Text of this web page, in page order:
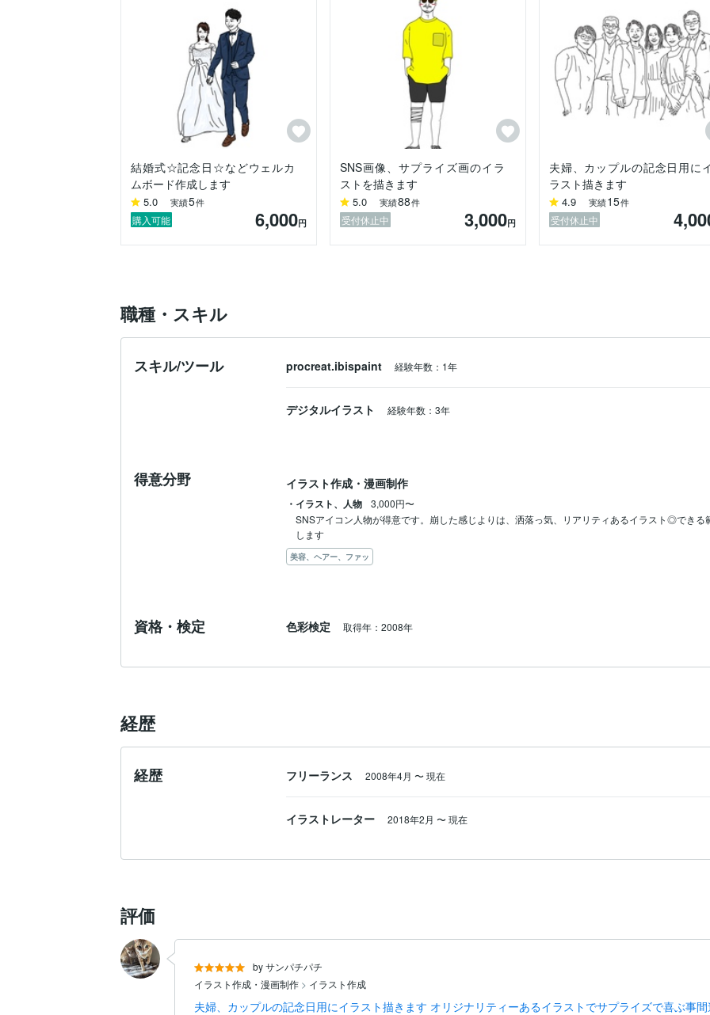
・メッセーカード、オリジナルDM
【キャンセルついて】
1、購入後3日間ご連絡が無い場合はキャンセル扱いにさせていただきます
2、複数回の修正を以てしても、ご要望に沿えなかった場合は取引中止とさせていただきます
【有料オプション】
1.文字入れ＋1000円
2.人物追加1人につき＋1000円
3.背景（複雑すぎるもの不可）＋100 0円
4.装飾品、ペット1匹につき＋1000円
※その他上記記入以外で気になる点ありましたらお気軽にご相談下さい
・・・・・・・・・・・・・・・・・・・・・・・・・
#贈り物#プレゼント#ギフト#結婚式#ウェディング#ベビーイラスト#記念日#母の日#父の日#結婚記念日#恋人子
結婚式☆記念日☆などウェルカ
ムボード作成します
5.0 実績5件
購入可能 6,000円
SNS画像、サプライズ画のイラ
ストを描きます
5.0 実績88件
受付休止中 3,000円
夫婦、カップルの記念日用に
ラスト描きます
4.9 実績15件
受付休止中
職種・スキル
スキル/ツール procreat.ibispaint 経験年数：1年
デジタルイラスト 経験年数：3年
得意分野 イラスト作成・漫画制作
・イラスト、人物
3,000円〜
SNSアイコン人物が得意です。崩した感じよりは、洒落っ気、リアリティあるイラスト◎できる
します
美容、ヘアー、ファッ
資格・検定 色彩検定 取得年：2008年
経歴
経歴 フリーランス 2008年4月 〜現在
イラストレーター 2018年2月 〜現在
評価
by サンパチパチ
イラスト作成・漫画制作 > イラスト作成
夫婦、カップルの記念日用にイラスト描きます オリジナリティーあるイラストでサプライズで喜ぶ事